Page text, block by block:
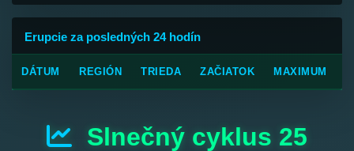
Erupcie za posledných 24 hodín
DÁTUM REGIÓN TRIEDA ZAČIATOK MAXIMUM
Slnečný cyklus 25